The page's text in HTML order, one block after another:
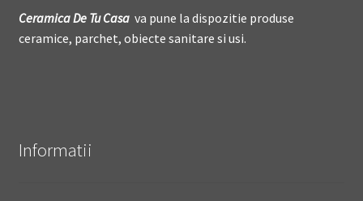
Ceramica DeTu Casava pune la dispozitie produse
ceramice, parchet, obiecte sanitare si usi.
Informatii